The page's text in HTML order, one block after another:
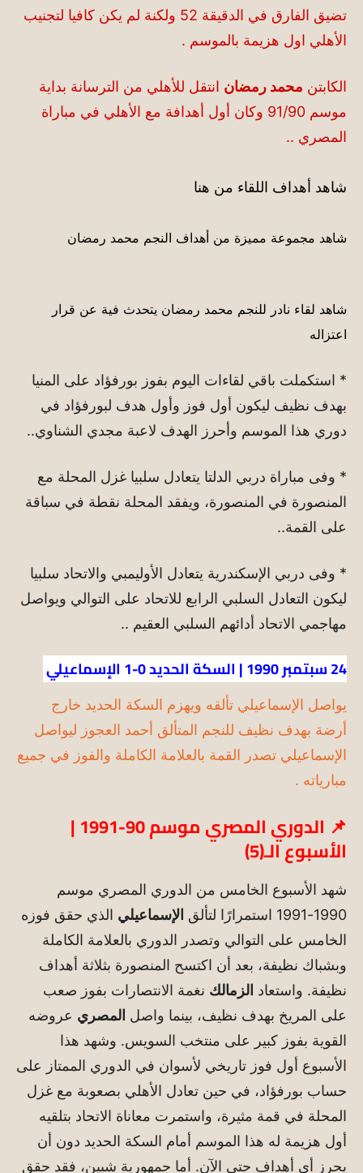
تضيق الفارق في الدقيقة 52 ولكنة لم يكن كافيا لتجنيب
الأهلي اول هزيمة بالموسم .
الكابتن محمد رمضان انتقل للأهلي من الترسانة بداية
موسم 91/90 وكان أول أهدافة مع الأهلي في مباراة
المصري ..
شاهد أهداف اللقاء من هنا
شاهد مجموعة مميزة من أهداف النجم محمد رمضان
شاهد لقاء نادر للنجم محمد رمضان يتحدث فية عن قرار
اعتزاله
* استكملت باقي لقاءات اليوم بفوز بورفؤاد على المنيا
بهدف نظيف ليكون أول فوز وأول هدف لبورفؤاد في
دوري هذا الموسم وأحرز الهدف لاعبة مجدي الشناوي..
* وفى مباراة دربي الدلتا يتعادل سلبيا غزل المحلة مع
المنصورة في المنصورة، ويفقد المحلة نقطة في سباقة
على القمة..
* وفى دربي الإسكندرية يتعادل الأوليمبي والاتحاد سلبيا
ليكون التعادل السلبي الرابع للاتحاد على التوالي ويواصل
مهاجمي الاتحاد أدائهم السلبي العقيم ..
24 سبتمبر 1990 | السكة الحديد 0-1 الإسماعيلي
يواصل الإسماعيلي تألقه ويهزم السكة الحديد خارج
أرضة بهدف نظيف للنجم المتألق أحمد العجوز ليواصل
الإسماعيلي تصدر القمة بالعلامة الكاملة والفوز في جميع
مبارياته .
📌 الدوري المصري موسم 90-1991 |
الأسبوع الـ(5)
شهد الأسبوع الخامس من الدوري المصري موسم
1990-1991 استمرارًا لتألق
الإسماعيلي الذي حقق فوزه
الخامس على التوالي وتصدر الدوري بالعلامة الكاملة
وبشباك نظيفة، بعد أن اكتسح المنصورة بثلاثة أهداف
نظيفة. واستعاد الزمالك نغمة الانتصارات بفوز صعب
على المريخ بهدف نظيف، بينما واصل المصري عروضه
القوية بفوز كبير على منتخب السويس. وشهد هذا
الأسبوع أول فوز تاريخي لأسوان في الدوري الممتاز على
حساب بورفؤاد، في حين تعادل الأهلي بصعوبة مع غزل
المحلة في قمة مثيرة، واستمرت معاناة الاتحاد بتلقيه
أول هزيمة له هذا الموسم أمام السكة الحديد دون أن
يحرز أي أهداف حتى الآن. أما جمهورية شبين، فقد حقق